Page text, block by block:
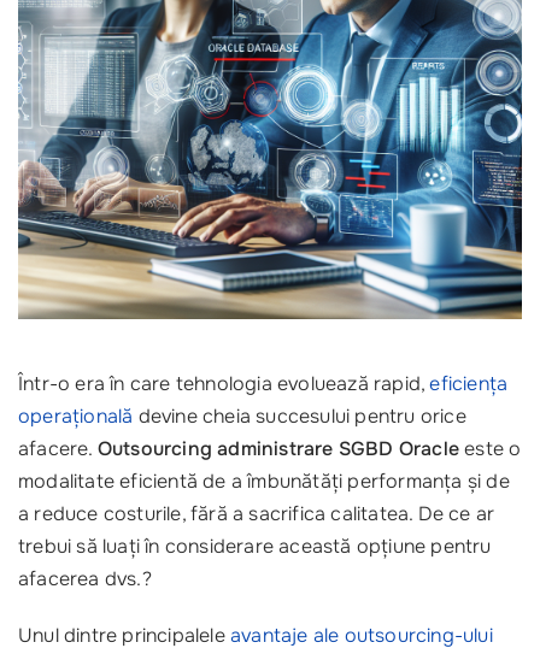
Într-o era în care tehnologia evoluează rapid,eficiența
operațională devine cheia succesului pentru orice
afacere. Outsourcing administrare SGBD Oracleeste o
modalitate eficientă de a îmbunătăți performanța și de
a reduce costurile, fără a sacrifica calitatea. De ce ar
trebui să luați în considerare această opțiune pentru
afacerea dvs.?
Unul dintre principaleleavantaje ale outsourcing-ului